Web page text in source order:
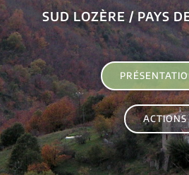
SUD LOZÈRE / PAYS
ACTIONS